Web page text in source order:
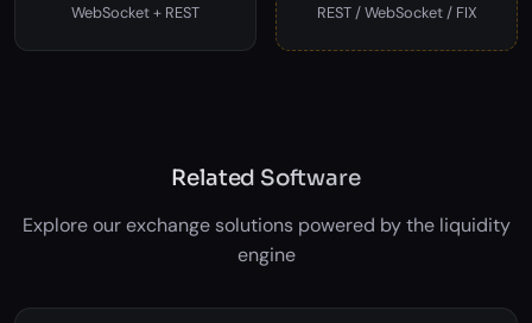
WebSocket + REST REST / WebSocket / FIX
Related Software
Explore our exchange solutions powered by the liquidity
engine